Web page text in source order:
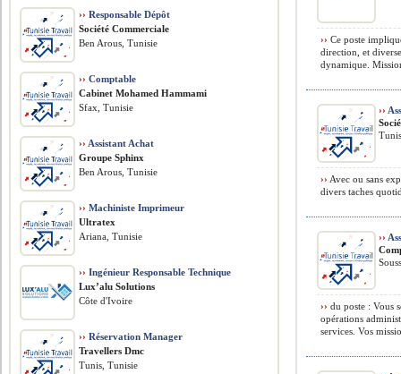
›› Ce poste
direction, et
dynamique.
››
›› Avec ou sans
divers taches
››
›› du poste : Vous
opérations
services. Vos
›› Responsable Dépôt
Société Commerciale
Ben Arous, Tunisie
›› Comptable
Cabinet Mohamed Hammami
Sfax, Tunisie
›› Assistant Achat
Groupe Sphinx
Ben Arous, Tunisie
›› Machiniste Imprimeur
Ultratex
Ariana, Tunisie
›› Ingénieur Responsable Technique
Lux’alu Solutions
Côte d'Ivoire
›› Réservation Manager
Travellers Dmc
Tunis, Tunisie